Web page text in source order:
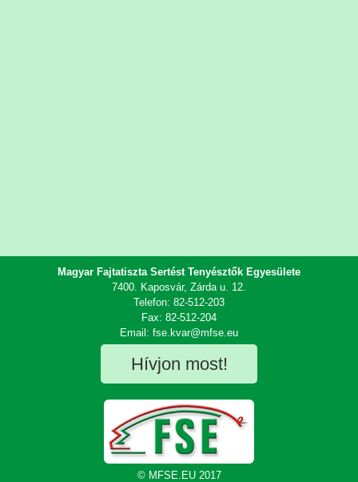
Magyar Fajtatiszta Sertést Tenyésztők Egyesülete
7400. Kaposvár, Zárda u. 12.
Telefon: 82-512-203
Fax: 82-512-204
Email: fse.kvar@mfse.eu
Hívjon most!
© MFSE.EU 2017